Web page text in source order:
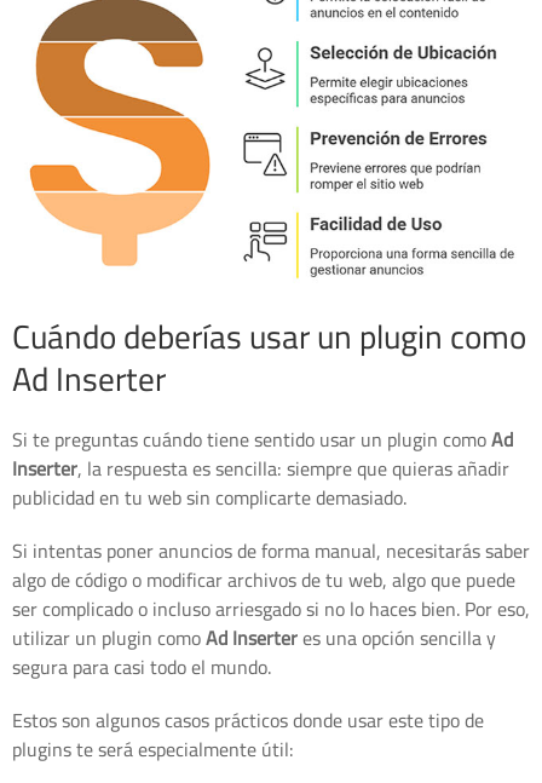
Cuándo deberías usar un plugin como
Ad Inserter
Si te preguntas cuándo tiene sentido usar un plugin comoAd
Inserter, la respuesta es sencilla: siempre que quieras añadir
publicidad en tu web sin complicarte demasiado.
Si intentas poner anuncios de forma manual, necesitarás saber
algo de código o modificar archivos de tu web, algo que puede
ser complicado o incluso arriesgado si no lo haces bien. Por eso,
utilizar un plugin comoAd Inserteres una opción sencilla y
segura para casi todo el mundo.
Estos son algunos casos prácticos donde usar este tipo de
plugins te será especialmente útil: